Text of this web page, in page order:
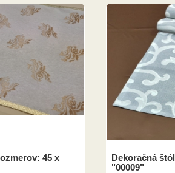
45 x
Dekoračná
"00009"